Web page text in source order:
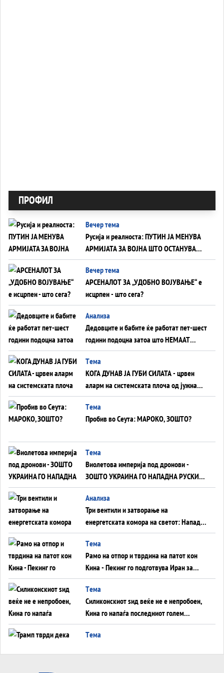
ПРОФИЛ
Вечер тема
Русија и реалноста: ПУТИН ЈА МЕНУВА
АРМИЈАТА ЗА ВОЈНА ШТО ОСТАНУВА
БЕЗ ФРОНТ
Вечер тема
АРСЕНАЛОТ ЗА „УДОБНО ВОЈУВАЊЕ“ е
исцрпен - што сега?
Анализа
Дедовците и бабите ќе работат пет-шест
години подоцна затоа што НЕМААТ
ВНУЦИ ДА ГИ ЗАМЕНАТ
Tема
КОГА ДУНАВ ЈА ГУБИ СИЛАТА - црвен
аларм на системската плоча од јужна
Германија до Црното Море...
Tема
Пробив во Сеута: МАРОКО, ЗОШТО?
Tема
Виолетова империја под дронови -
ЗОШТО УКРАИНА ГО НАПАДНА РУСКИОТ
WILDBERRIES
Aнализа
Три вентили и затворање на
енергетската комора на светот: Нападот
во Суец најавува глобален енергетски
инфаркт?
Tема
Рамо на отпор и тврдина на патот кон
Кина - Пекинг го подготвува Иран за
американска копнена инвазија
Tема
Силиконскиот ѕид веќе не е непробоен,
Кина го напаѓа последниот голем
монопол на Западот?
Tема